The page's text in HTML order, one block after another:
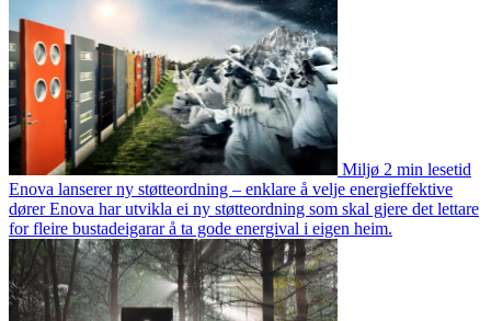
Miljø 2 min lesetid
Enova lanserer ny støtteordning – enklare å velje energieffektive
dørerEnova har utvikla ei ny støtteordning som skal gjere det lettare
for fleire bustadeigarar å ta gode energival i eigen heim.